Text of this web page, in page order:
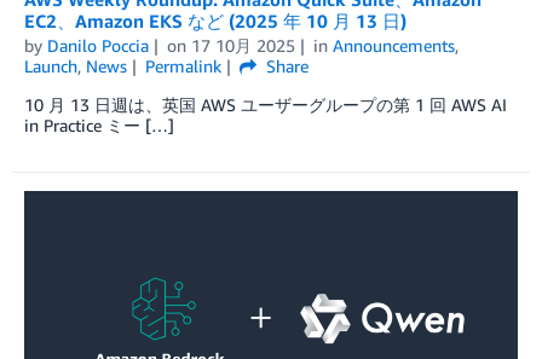
EC2、Amazon EKS など (2025 年 10 月 13 日)
by Danilo Poccia on 17 10月 2025 in Announcements,
Launch, News Permalink
Share
10 月 13 日週は、英国 AWS ユーザーグループの第 1 回 AWS AI
in Practice ミー […]